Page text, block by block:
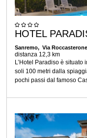
HOTEL
Sanremo, Via
distanza 12,3 km
L’Hotel Paradiso è situato
soli 100 metri dalla
pochi passi dal famoso